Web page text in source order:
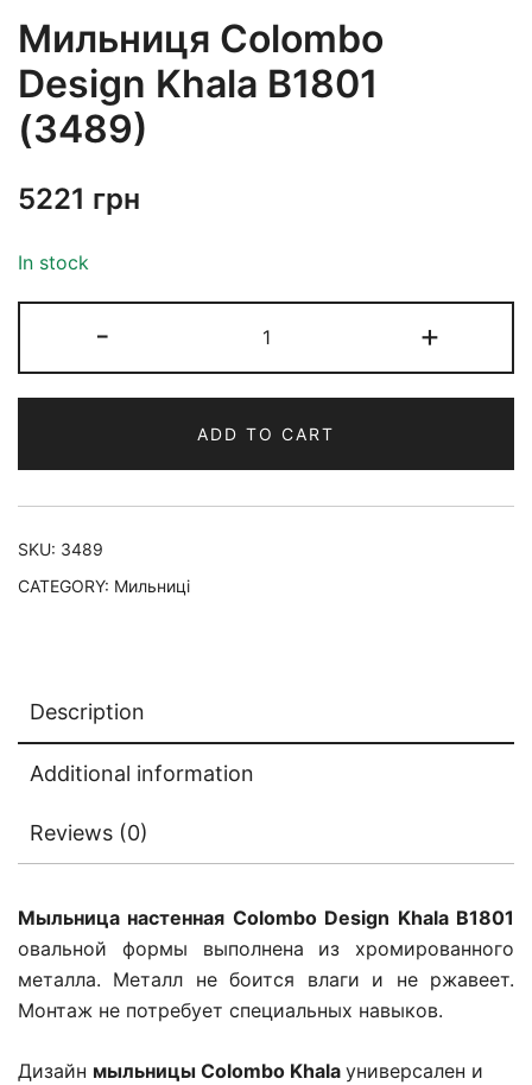
Мильниця Colombo
Design Khala B1801
(3489)
5221 грн
In stock
- +
ADD TO CART
SKU: 3489
CATEGORY: Мильниці
Description
Additional information
Reviews (0)
Мыльница настенная Colombo Design Khala B1801
овальной формы выполнена из хромированного
металла. Металл не боится влаги и не ржавеет.
Монтаж не потребует специальных навыков.
Дизайн мыльницы Colombo Khala универсален и